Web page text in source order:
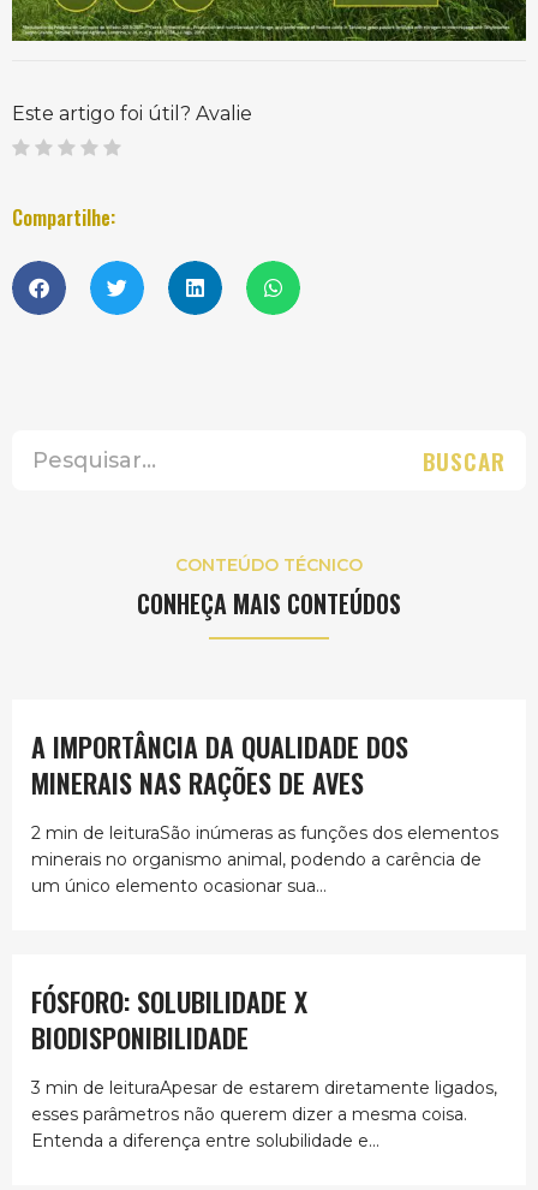
Este artigo foi útil? Avalie
Compartilhe:
BUSCAR
CONTEÚDO TÉCNICO
CONHEÇA MAIS CONTEÚDOS
A IMPORTÂNCIA DA QUALIDADE DOS
MINERAIS NAS RAÇÕES DE AVES
2 min de leituraSão inúmeras as funções dos elementos
minerais no organismo animal, podendo a carência de
um único elemento ocasionar sua...
FÓSFORO: SOLUBILIDADE X
BIODISPONIBILIDADE
3 min de leituraApesar de estarem diretamente ligados,
esses parâmetros não querem dizer a mesma coisa.
Entenda a diferença entre solubilidade e...